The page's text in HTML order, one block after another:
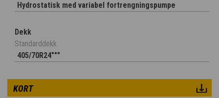
Hydrostatisk med variabel fortrengningspumpe
Dekk
Standarddekk
405/70R24"""
KORT